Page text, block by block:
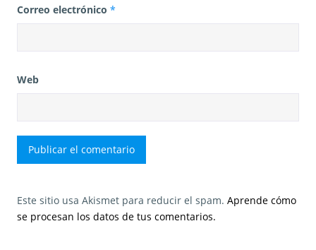
Correo electrónico *
Web
Este sitio usa Akismet para reducir el spam. Aprende cómo
se procesan los datos de tus comentarios.